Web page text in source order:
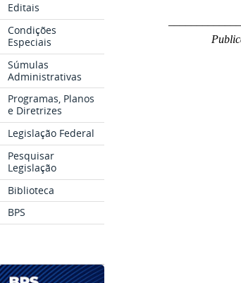
Editais
Condições
Especiais
Súmulas
Administrativas
Programas, Planos
e Diretrizes
Legislação Federal
Pesquisar
Legislação
Biblioteca
BPS